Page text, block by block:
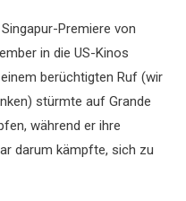
Premiere von
in die US-Kinos
berüchtigten Ruf (wir
stürmte auf Grande
während er ihre
darum kämpfte, sich zu